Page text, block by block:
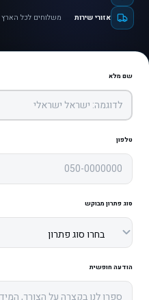
אזורי שירות משלוחים לכל הארץ
שם מלא
טלפון
סוג פתרון מבוקש
הודעה חופשית